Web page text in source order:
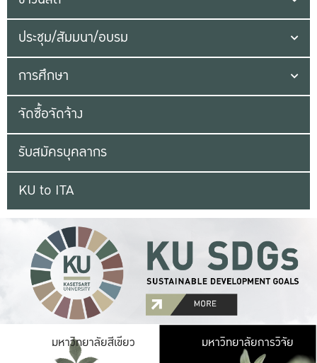
ประชุม/สัมมนา/อบรม
การศึกษา
จัดซื้อจัดจ้าง
รับสมัครบุคลากร
KU to ITA
มหาวิทยาลัยสีเขียว มหาวิ
มหาวิทยาลัยการวิจัย